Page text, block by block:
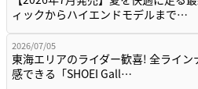
ィックからハイエンドモデルまで…
2026/07/05
東海エリアのライダー歓喜! 全ライン
感できる「SHOEI Gall…